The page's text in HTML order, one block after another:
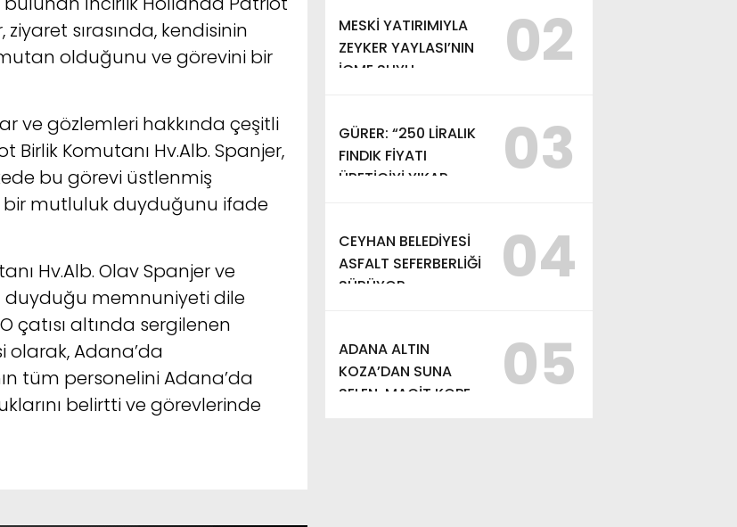
MESKİ YATIRIMIYLA
ZEYKER YAYLASI’NIN
İÇME SUYU
02
GÜRER: “250 LİRALIK
FINDIK FİYATI
ÜRETİCİYİ YIKAR,
03
CEYHAN BELEDİYESİ
ASFALT SEFERBERLİĞİ
SÜRÜYOR
04
ADANA ALTIN
KOZA’DAN SUNA
SELEN, MACİT KOPER
05
ziyaret sırasında, kendisinin
olduğunu ve görevini bir
ve gözlemleri hakkında çeşitli
Komutanı Hv.Alb. Spanjer,
bu görevi üstlenmiş
mutluluk duyduğunu ifade
Hv.Alb. Olav Spanjer ve
duyduğu memnuniyeti dile
çatısı altında sergilenen
olarak, Adana’da
tüm personelini Adana’da
belirtti ve görevlerinde